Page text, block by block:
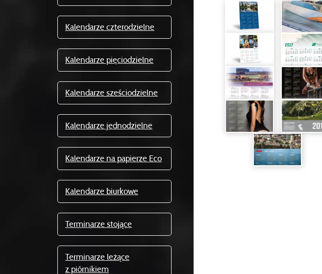
Kalendarze czterodzielne
Kalendarze pięciodzielne
Kalendarze sześciodzielne
Kalendarze jednodzielne
Kalendarze na papierze Eco
Kalendarze biurkowe
Terminarze stojące
Terminarze leżące
z piórnikiem